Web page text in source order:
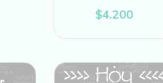
$4.200